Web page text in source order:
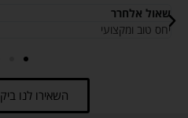
שאול אלחרר
יחס טוב ומקצועי
השאירו לנו